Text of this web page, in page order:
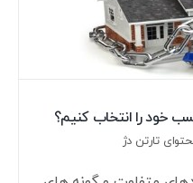
خود را انتخاب کنیم؟
تارتن دژ